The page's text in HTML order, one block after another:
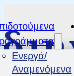
Ενεργά/
Αναμενόμενα